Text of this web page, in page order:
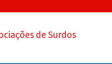
de Surdos